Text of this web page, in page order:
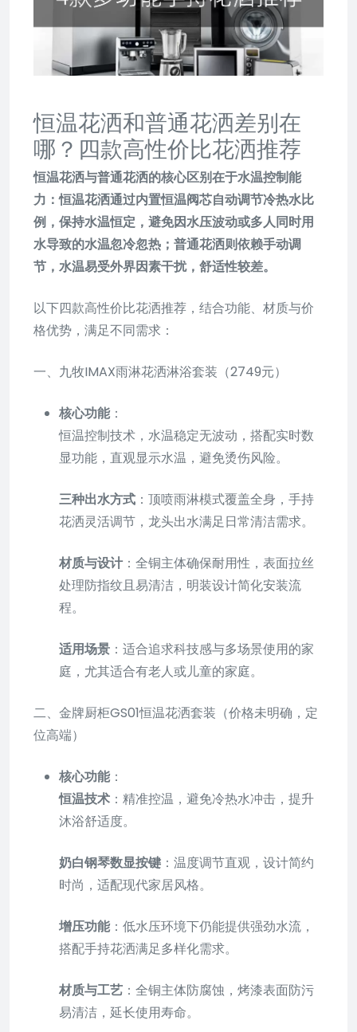
恒温花洒和普通花洒差别在
哪？四款高性价比花洒推荐
恒温花洒与普通花洒的核心区别在于水温控制能
力：恒温花洒通过内置恒温阀芯自动调节冷热水比
例，保持水温恒定，避免因水压波动或多人同时用
水导致的水温忽冷忽热；普通花洒则依赖手动调
节，水温易受外界因素干扰，舒适性较差。
以下四款高性价比花洒推荐，结合功能、材质与价
格优势，满足不同需求：
一、九牧IMAX雨淋花洒淋浴套装（2749元）
核心功能：
恒温控制技术，水温稳定无波动，搭配实时数
显功能，直观显示水温，避免烫伤风险。
三种出水方式 ：顶喷雨淋模式覆盖全身，手持
花洒灵活调节，龙头出水满足日常清洁需求。
材质与设计 ：全铜主体确保耐用性，表面拉丝
处理防指纹且易清洁，明装设计简化安装流
程。
适用场景 ：适合追求科技感与多场景使用的家
庭，尤其适合有老人或儿童的家庭。
二、金牌厨柜GS01恒温花洒套装（价格未明确，定
位高端）
核心功能：
恒温技术 ：精准控温，避免冷热水冲击，提升
沐浴舒适度。
奶白钢琴数显按键 ：温度调节直观，设计简约
时尚，适配现代家居风格。
增压功能：低水压环境下仍能提供强劲水流，
搭配手持花洒满足多样化需求。
材质与工艺 ：全铜主体防腐蚀，烤漆表面防污
易清洁，延长使用寿命。